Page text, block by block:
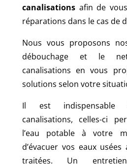
canalisationsafin de
réparations dans le cas de
Nous vous proposons
débouchage et le
canalisations en vous
solutions selon votre
Il est indispensable
canalisations, celles-ci
l’eau potable à votre
d’évacuer vos eaux usées
traitées. Un